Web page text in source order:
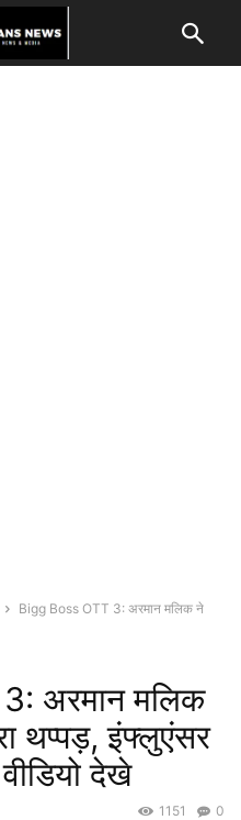
Bigg Boss OTT 3: अरमान मलिक ने
अरमान मलिक
थप्पड़, इंफ्लुएंसर
देखे
0
1151